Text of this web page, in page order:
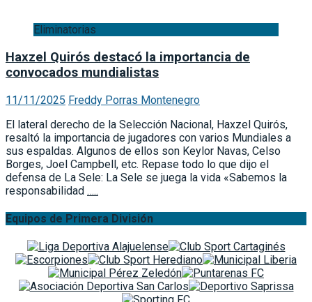
Eliminatorias
Haxzel Quirós destacó la importancia de
convocados mundialistas
11/11/2025 Freddy Porras Montenegro
El lateral derecho de la Selección Nacional, Haxzel Quirós,
resaltó la importancia de jugadores con varios Mundiales a
sus espaldas. Algunos de ellos son Keylor Navas, Celso
Borges, Joel Campbell, etc. Repase todo lo que dijo el
defensa de La Sele: La Sele se juega la vida «Sabemos la
responsabilidad …..
Equipos de Primera División